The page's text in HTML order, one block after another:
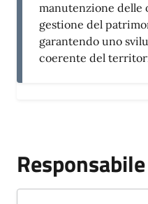
manutenzione delle
gestione del
garantendo uno
coerente del
Responsabile